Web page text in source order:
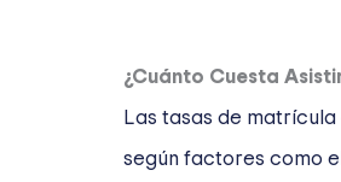
¿Cuánto Cuesta
Las tasas de
según factores como